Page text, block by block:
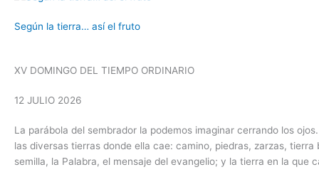
Según la tierra… así el fruto
XV DOMINGO DEL TIEMPO ORDINARIO
12 JULIO 2026
La parábola del sembrador la podemos imaginar cerrando los
las diversas tierras donde ella cae: camino, piedras, zarzas,
semilla, la Palabra, el mensaje del evangelio; y la tierra en la que